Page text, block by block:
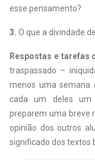
esse pensamento?
3. O que a divindade
Respostas e tarefas
traspassado –
menos uma semana
cada um deles um
preparem uma breve
opinião dos outros
significado dos textos